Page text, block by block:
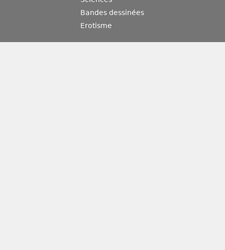
Bandes dessinées
Erotisme